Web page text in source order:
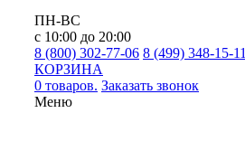
ПН-ВС
с 10:00 до 20:00
8 (800) 302-77-06 8 (499) 348-15-11
КОРЗИНА
0 товаров. Заказать звонок
Меню